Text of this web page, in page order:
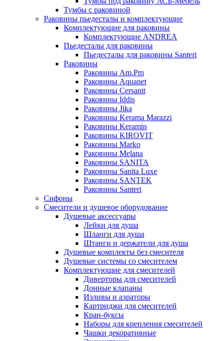
Тумбы с раковиной
Раковины пьедесталы и комплектующие
Комплектующие для раковины
Комплектующие ANDREA
Пьедесталы для раковины
Пьедесталы для раковины Santeri
Раковины
Раковины Am.Pm
Раковины Aquanet
Раковины Cersanit
Раковины Iddis
Раковины Jika
Раковины Kerama Marazzi
Раковины Keramin
Раковины KIROVIT
Раковины Marko
Раковины Melana
Раковины SANITA
Раковины Sanita Luxe
Раковины SANTEK
Раковины Santeri
Сифоны
Смесители и душевое оборудование
Душевые аксессуары
Лейки для душа
Шланги для душа
Штанги и держатели для душа
Душевые комплекты без смесителя
Душевые системы со смесителем
Комплектующие для смесителей
Диверторы для смесителей
Донные клапаны
Изливы и аэраторы
Картриджи для смесителей
Кран-буксы
Наборы для крепления смесителей
Чашки декоративные